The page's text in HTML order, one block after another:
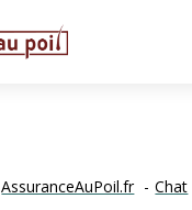
AssuranceAuPoil.fr Chat